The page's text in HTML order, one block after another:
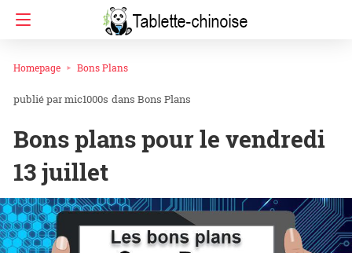
Homepage Bons Plans
mic1000s dans Bons Plans
Bons plans pour le vendredi
13 juillet